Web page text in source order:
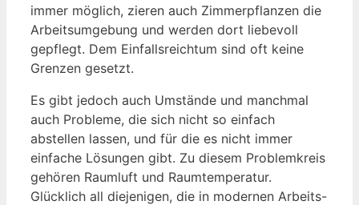
immer möglich, zieren auch Zimmerpflanzen die
Arbeitsumgebung und werden dort liebevoll
gepflegt. Dem Einfallsreichtum sind oft keine
Grenzen gesetzt.
Es gibt jedoch auch Umstände und manchmal
auch Probleme, die sich nicht so einfach
abstellen lassen, und für die es nicht immer
einfache Lösungen gibt. Zu diesem Problemkreis
gehören Raumluft und Raumtemperatur.
Glücklich all diejenigen, die in modernen Arbeits-